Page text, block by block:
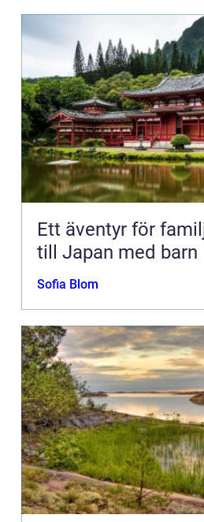
Ett äventyr för
till Japan med barn
Sofia Blom